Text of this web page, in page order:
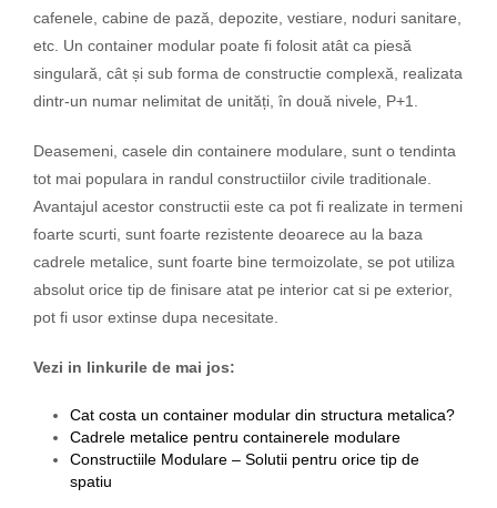
cafenele, cabine de pază, depozite, vestiare, noduri sanitare,
etc. Un container modular poate fi folosit atât ca piesă
singulară, cât și sub forma de constructie complexă, realizata
dintr-un numar nelimitat de unități, în două nivele, P+1.
Deasemeni, casele din containere modulare, sunt o tendinta
tot mai populara in randul constructiilor civile traditionale.
Avantajul acestor constructii este ca pot fi realizate in termeni
foarte scurti, sunt foarte rezistente deoarece au la baza
cadrele metalice, sunt foarte bine termoizolate, se pot utiliza
absolut orice tip de finisare atat pe interior cat si pe exterior,
pot fi usor extinse dupa necesitate.
Vezi in linkurile de mai jos:
Cat costa un container modular din structura metalica?
Cadrele metalice pentru containerele modulare
Constructiile Modulare – Solutii pentru orice tip de
spatiu